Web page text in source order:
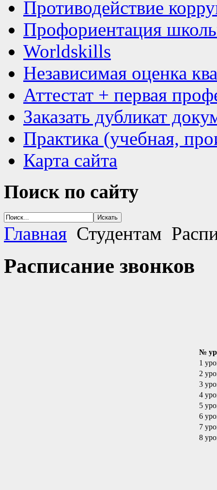
Противодействие
Профориентация
Worldskills
Независимая оценка
Аттестат + первая
Заказать дубликат
Практика (учебная,
Карта сайта
Поиск по сайту
Главная Студентам
Расписание звонков
№
1
2
3
4
5
6
7
8